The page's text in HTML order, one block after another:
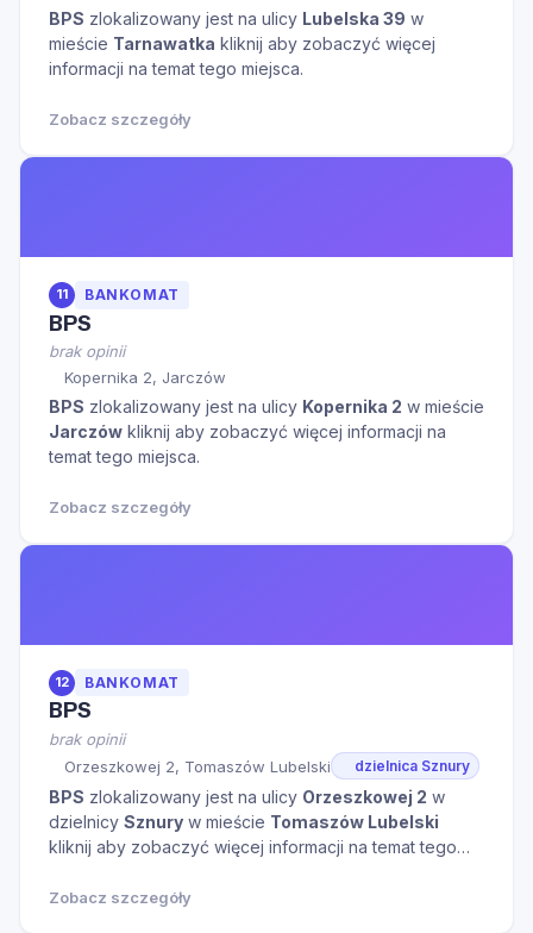
BPS zlokalizowany jest na ulicy Lubelska 39 w
mieście Tarnawatka kliknij aby zobaczyć więcej
informacji na temat tego miejsca.
Zobacz szczegóły
11 BANKOMAT
BPS
brak opinii
Kopernika 2, Jarczów
BPS zlokalizowany jest na ulicy Kopernika 2 w mieście
Jarczów kliknij aby zobaczyć więcej informacji na
temat tego miejsca.
Zobacz szczegóły
12 BANKOMAT
BPS
brak opinii
Orzeszkowej 2, Tomaszów Lubelski
dzielnica Sznury
BPS zlokalizowany jest na ulicy Orzeszkowej 2 w
dzielnicy Sznury w mieście Tomaszów Lubelski
kliknij aby zobaczyć więcej informacji na temat tego
Zobacz szczegóły